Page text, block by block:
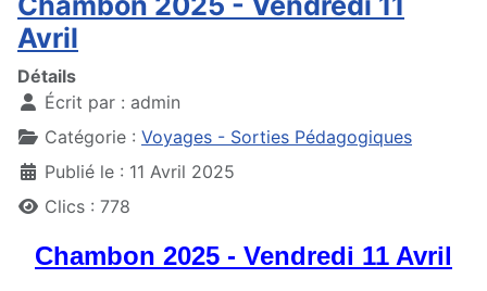
Avril
Détails
Écrit par : admin
Catégorie : Voyages - Sorties Pédagogiques
Publié le : 11 Avril 2025
Clics : 778
Chambon 2025 - Vendredi 11 Avril